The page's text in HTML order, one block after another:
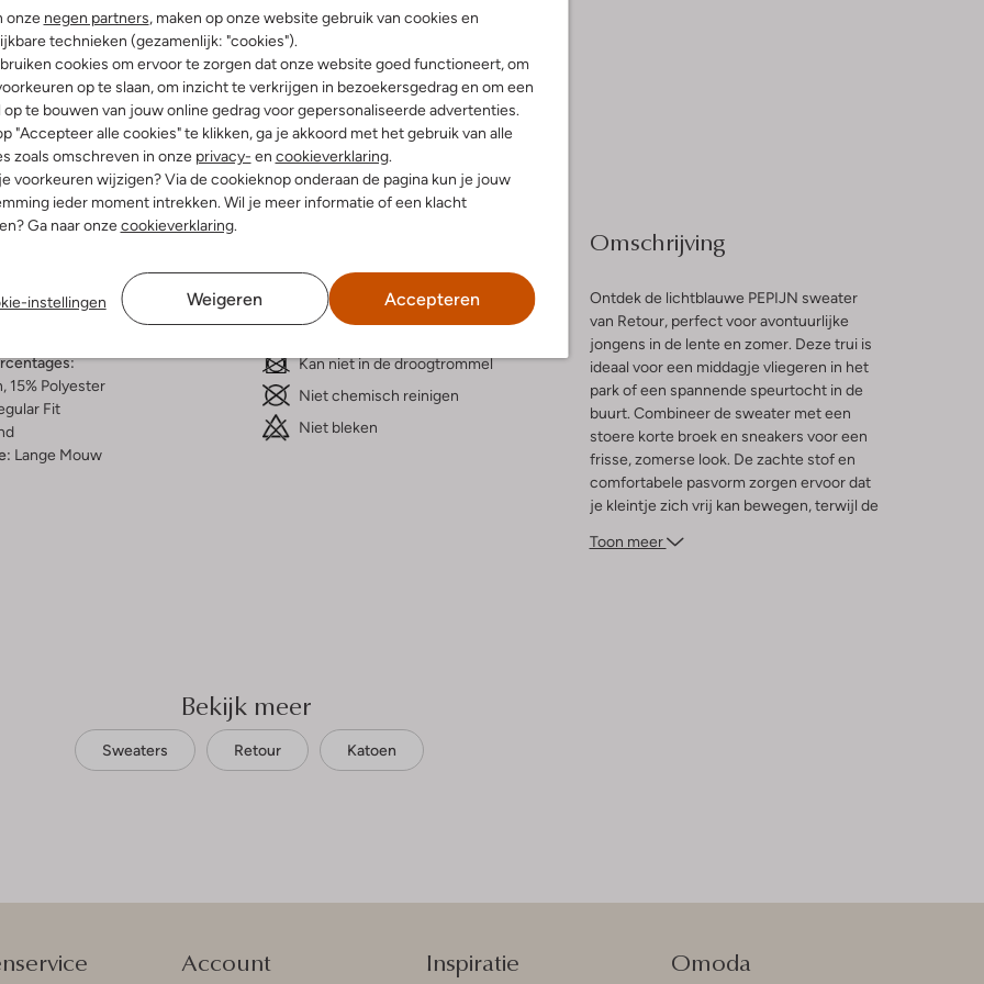
onze negen partners, maken op onze website gebruik van cookies en
technieken (gezamenlijk: "cookies").
cookies om ervoor te zorgen dat onze website goed functioneert, om
op te slaan, om inzicht te verkrijgen in bezoekersgedrag en om een
te bouwen van jouw online gedrag voor gepersonaliseerde advertenties.
"Accepteer alle cookies" te klikken, ga je akkoord met het gebruik van alle
zoals omschreven in onze privacy- en cookieverklaring.
voorkeuren wijzigen? Via de cookieknop onderaan de pagina kun je jouw
ieder moment intrekken. Wil je meer informatie of een klacht
Ga naar onzecookieverklaring.
instellingen Weigeren Accepteren
& retourneren
& Pasvorm
15% Polyester
Fit
Lange Mouw
Beperkt wassen op 30 °C
Kan niet in de droogtrommel
Niet chemisch reinigen
Niet bleken
Omschrijving
Ontdek de lichtblauwe PEPIJN sweater
van Retour, perfect voor avontuurlijke
jongens in de lente en zomer. Deze trui is
ideaal voor een middagje vliegeren in het
park of een spannende speurtocht in de
buurt. Combineer de sweater met een
stoere korte broek en sneakers voor een
frisse, zomerse look. De zachte stof en
comfortabele pasvorm zorgen ervoor dat
je kleintje zich vrij kan bewegen, terwijl de
andere zomerse kledingstukken. Laat je
Toon meer
Bekijk meer
Sweaters Retour Katoen
Account Inspiratie Omoda